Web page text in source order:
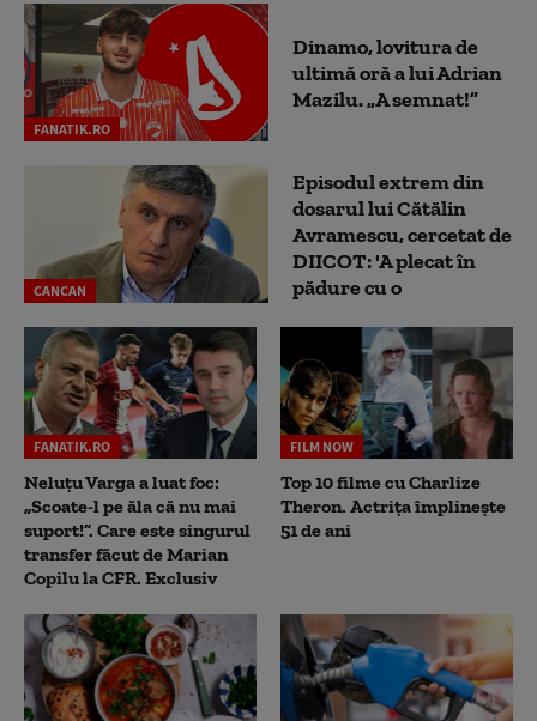
FANATIK.RO
Dinamo, lovitura de
ultimă oră a lui Adrian
Mazilu. „A semnat!”
CANCAN
Episodul extrem din
dosarul lui Cătălin
Avramescu, cercetat de
DIICOT: 'A plecat în
pădure cu o
FANATIK.RO
Neluțu Varga a luat foc:
„Scoate-l pe ăla că nu mai
suport!”. Care este singurul
transfer făcut de Marian
Copilu la CFR. Exclusiv
FILM NOW
Top 10 filme cu Charlize
Theron. Actrița împlinește
51 de ani